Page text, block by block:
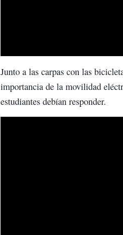
Junto a las carpas con las
importancia de la movilidad
estudiantes debían responder.